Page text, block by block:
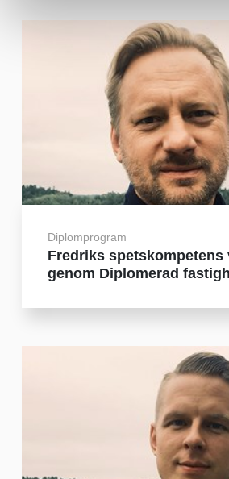
Diplomprogram
Fredriks spetskompetens
genom Diplomerad